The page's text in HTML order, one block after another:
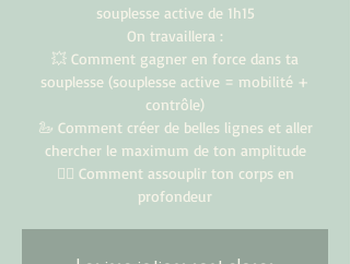
souplesse active de 1h15
On travaillera :
💥 Comment gagner en force dans ta
souplesse (souplesse active = mobilité +
contrôle)
🦢 Comment créer de belles lignes et aller
chercher le maximum de ton amplitude
🧘‍♀️ Comment assouplir ton corps en
profondeur